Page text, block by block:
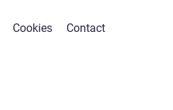
Cookies Contact